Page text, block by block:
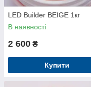
LED Builder BEIGE 1кг
В наявності
2 600 ₴
Купити